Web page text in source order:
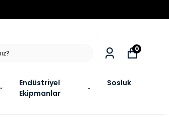
Endüstriyel
Ekipmanlar
Sosluk
0